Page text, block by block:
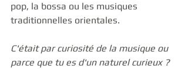
pop, la bossa ou les musiques
traditionnelles orientales.
C'était par curiosité de la musique ou
parce que tu es d'un naturel curieux ?